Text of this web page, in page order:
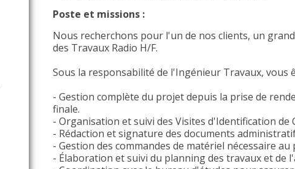
Poste et missions :
Nous recherchons pour l'un de nos clients, un
des Travaux Radio H/F.
Sous la responsabilité de l'Ingénieur Travaux, vous
- Gestion complète du projet depuis la prise de
finale.
- Organisation et suivi des Visites d'Identification de
- Rédaction et signature des documents
- Gestion des commandes de matériel nécessaire au
- Élaboration et suivi du planning des travaux et de